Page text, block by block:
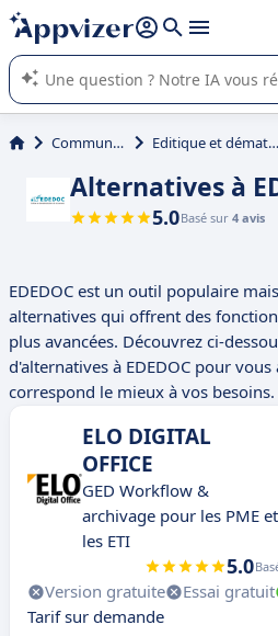
répondre (plusieurs lignes avec
L'IA de Appvizer vous guide dans
logiciel SaaS en entreprise.
Communication Editique et dématérialisation
Alternatives à
5.0Basé sur 4 avis
EDEDOC est un outil populaire
alternatives qui offrent des
plus avancées. Découvrez ci-
d'alternatives à EDEDOC pour
correspond le mieux à vos besoins.
ELO DIGITAL
OFFICE
GED Workflow &
archivage pour les PME et
les ETI
5.0
Version gratuite Essai gratuit
Tarif sur demande